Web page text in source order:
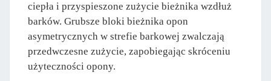
ciepła i przyspieszone zużycie bieżnika wzdłuż
barków. Grubsze bloki bieżnika opon
asymetrycznych w strefie barkowej zwalczają
przedwczesne zużycie, zapobiegając skróceniu
użyteczności opony.